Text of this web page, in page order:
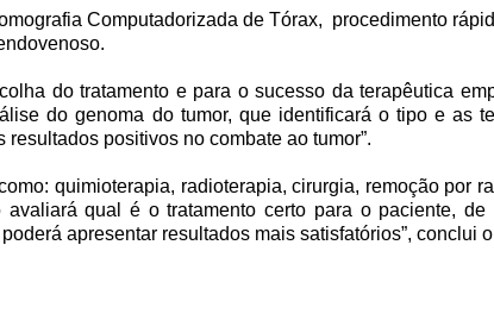
Computadorizada de Tórax, procedimento
do tratamento e para o sucesso da terapêutica
do genoma do tumor, que identificará o tipo e as
positivos no combate ao tumor”.
quimioterapia, radioterapia, cirurgia, remoção por
qual é o tratamento certo para o paciente, de
apresentar resultados mais satisfatórios”, conclui